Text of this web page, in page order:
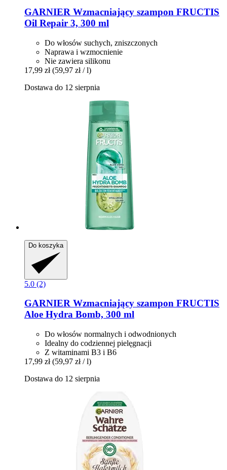
GARNIER Wzmacniający szampon FRUCTIS
Oil Repair 3, 300 ml
Do włosów suchych, zniszczonych
Naprawa i wzmocnienie
Nie zawiera silikonu
17,99 zł (59,97 zł / l)
Dostawa do 12 sierpnia
Do koszyka
5.0 (2)
GARNIER Wzmacniający szampon FRUCTIS
Aloe Hydra Bomb, 300 ml
Do włosów normalnych i odwodnionych
Idealny do codziennej pielęgnacji
Z witaminami B3 i B6
17,99 zł (59,97 zł / l)
Dostawa do 12 sierpnia